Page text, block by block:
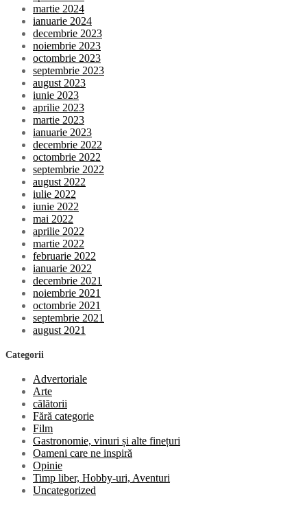
martie 2024
ianuarie 2024
decembrie 2023
noiembrie 2023
octombrie 2023
septembrie 2023
august 2023
iunie 2023
aprilie 2023
martie 2023
ianuarie 2023
decembrie 2022
octombrie 2022
septembrie 2022
august 2022
iulie 2022
iunie 2022
mai 2022
aprilie 2022
martie 2022
februarie 2022
ianuarie 2022
decembrie 2021
noiembrie 2021
octombrie 2021
septembrie 2021
august 2021
Categorii
Advertoriale
Arte
călătorii
Fără categorie
Film
Gastronomie, vinuri și alte finețuri
Oameni care ne inspiră
Opinie
Timp liber, Hobby-uri, Aventuri
Uncategorized